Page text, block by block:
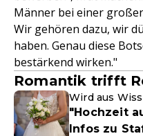
Männer bei einer
Wir gehören dazu, wir
haben. Genau diese
bestärkend wirken."
Romantik trifft
Wird aus
"Hochzeit
Infos zu